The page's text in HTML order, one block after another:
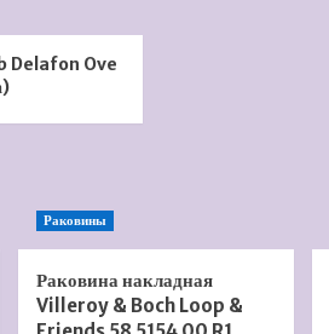
Delafon Ove
Раковины
Раковина накладная
Villeroy & Boch Loop &